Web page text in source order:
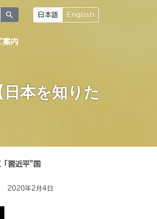
search 日本語 English
案内
本を知りた
習近平”国
2020年2月4日